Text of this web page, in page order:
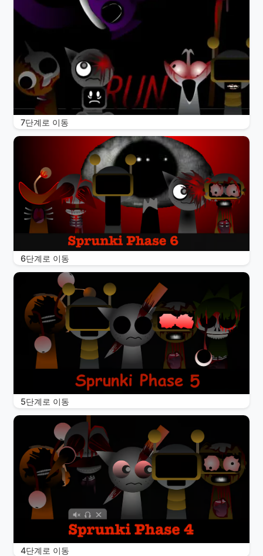
7단계로 이동
6단계로 이동
5단계로 이동
4단계로 이동